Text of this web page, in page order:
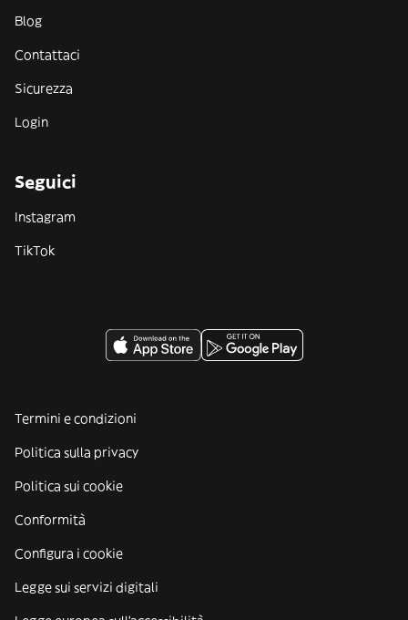
Blog
Contattaci
Sicurezza
Login
Seguici
Instagram
TikTok
Termini e condizioni
Politica sulla privacy
Politica sui cookie
Conformità
Configura i cookie
Legge sui servizi digitali